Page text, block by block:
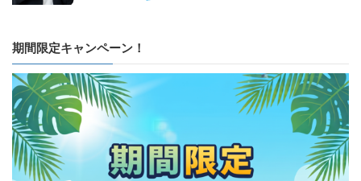
期間限定キャンペーン！